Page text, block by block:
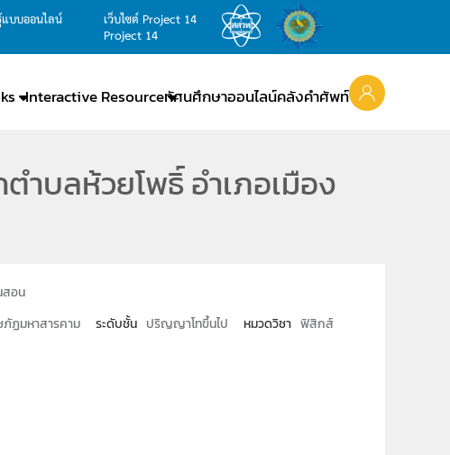
แบบออนไลน์
เว็บไซต์ Project 14
Project 14
Interactive Resourceทัศนศึกษาออนไลน์คลังคำศัพท์
บลห้วยโพธิ์ อำเภอเมือง
สอน
ภัฏมหาสารคาม ระดับชั้น ปริญญาโทขึ้นไป หมวดวิชา ฟิสิกส์